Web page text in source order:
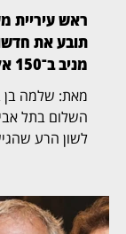
ראש עיריית
מניב ב־150 אלף שקל
השלום בתל
לשון הרע
והכתב עמרי